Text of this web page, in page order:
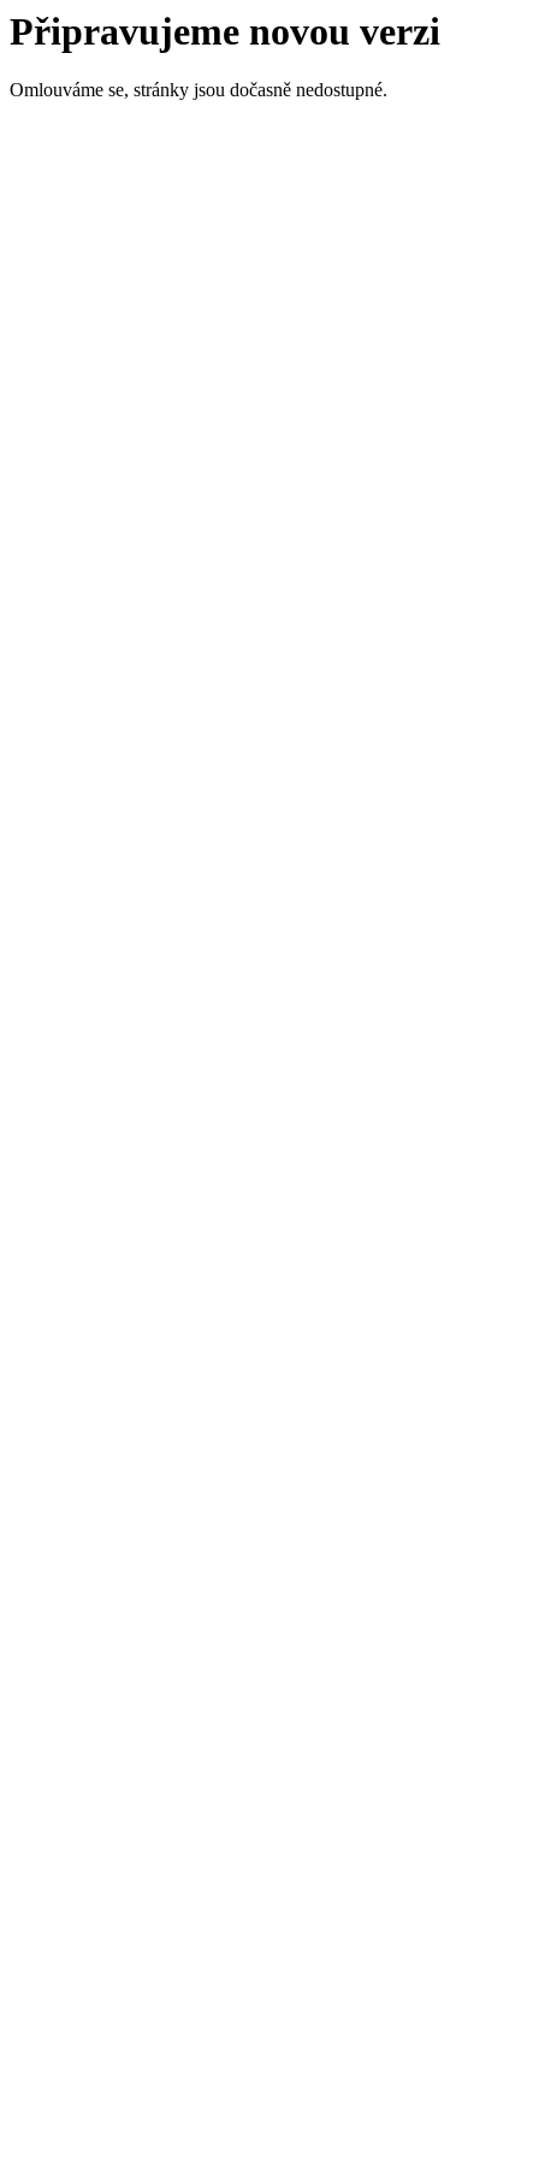
Připravujeme novou verzi
Omlouváme se, stránky jsou dočasně nedostupné.